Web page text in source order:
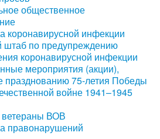
общественное
коронавирусной инфекции
штаб по предупреждению
коронавирусной инфекции
мероприятия (акции),
празднованию 75-летия Победы
войне 1941–1945
ВОВ
правонарушений